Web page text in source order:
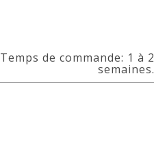
Temps de commande: 1 à 2
semaines.